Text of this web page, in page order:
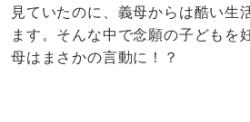
見ていたのに、義母からは酷い生
ます。そんな中で念願の子どもを
母はまさかの言動に！？